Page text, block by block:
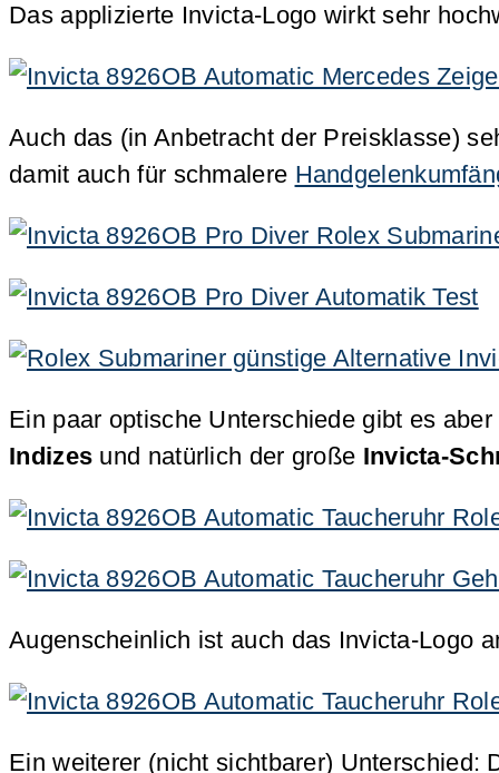
Das applizierte Invicta-Logo wirkt sehr
Auch das (in Anbetracht der Preisklasse)
damit auch für schmalere
Ein paar optische Unterschiede gibt es
Indizes und natürlich der große Invicta-
Augenscheinlich ist auch das Invicta-Logo
Ein weiterer (nicht sichtbarer)